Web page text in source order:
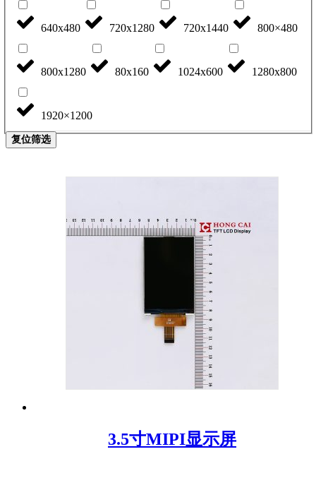
640x480 720x1280 720x1440 800×480
800x1280 80x160 1024x600 1280x800
1920×1200
复位筛选
3.5寸MIPI显示屏